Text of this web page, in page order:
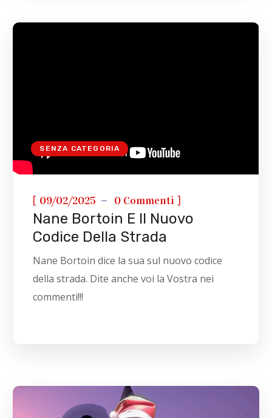
SENZA CATEGORIA
[ 09/02/2025 0 Commenti ]
Nane Bortoin E Il Nuovo
Codice Della Strada
Nane Bortoin dice la sua sul nuovo codice
della strada. Dite anche voi la Vostra nei
commenti!!!